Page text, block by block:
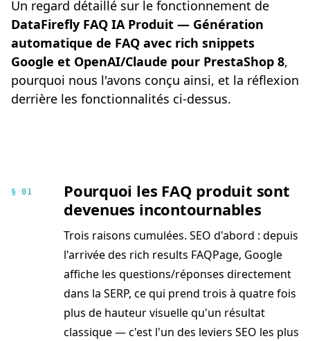
Un regard détaillé sur le fonctionnement de
DataFirefly FAQ IA Produit — Génération
automatique de FAQ avec rich snippets
Google et OpenAI/Claude pour PrestaShop 8,
pourquoi nous l'avons conçu ainsi, et la réflexion
derrière les fonctionnalités ci-dessus.
§ 01
Pourquoi les FAQ produit sont
devenues incontournables
Trois raisons cumulées. SEO d'abord : depuis
l'arrivée des rich results FAQPage, Google
affiche les questions/réponses directement
dans la SERP, ce qui prend trois à quatre fois
plus de hauteur visuelle qu'un résultat
classique — c'est l'un des leviers SEO les plus